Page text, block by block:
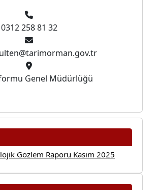
0312 258 81 32
Genel Müdürlüğü
Gozlem Raporu Kasım 2025